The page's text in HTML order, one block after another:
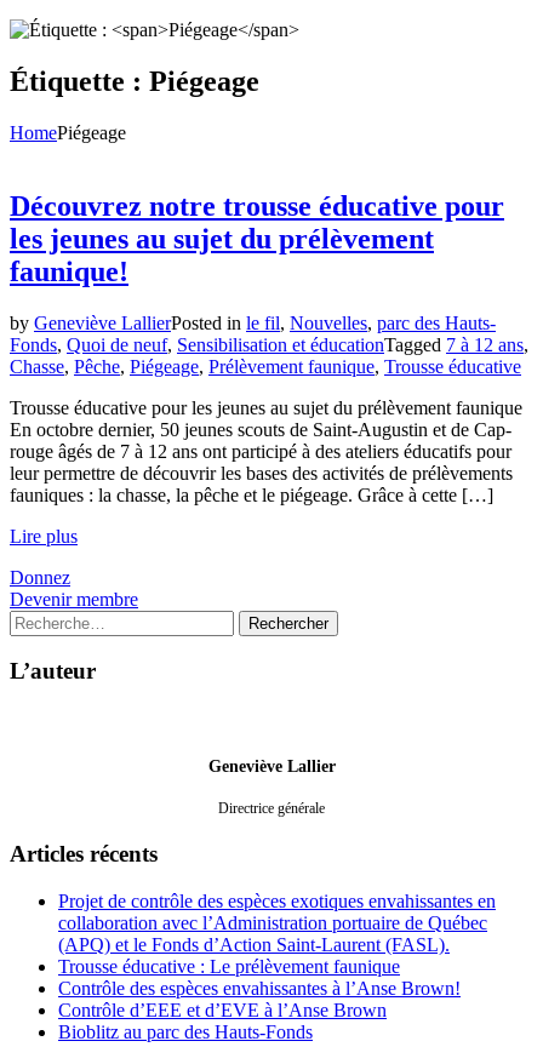
Étiquette : Piégeage
HomePiégeage
Découvrez notre trousse éducative pour
les jeunes au sujet du prélèvement
faunique!
by Geneviève LallierPosted in le fil, Nouvelles, parc des Hauts-
Fonds, Quoi de neuf, Sensibilisation et éducationTagged 7 à 12 ans,
Chasse, Pêche, Piégeage, Prélèvement faunique, Trousse éducative
Trousse éducative pour les jeunes au sujet du prélèvement faunique
En octobre dernier, 50 jeunes scouts de Saint-Augustin et de Cap-
rouge âgés de 7 à 12 ans ont participé à des ateliers éducatifs pour
leur permettre de découvrir les bases des activités de prélèvements
fauniques : la chasse, la pêche et le piégeage. Grâce à cette […]
Lire plus
Donnez
Devenir membre
Rechercher :
L’auteur
Geneviève Lallier
Directrice générale
Articles récents
Projet de contrôle des espèces exotiques envahissantes en
collaboration avec l’Administration portuaire de Québec
(APQ) et le Fonds d’Action Saint-Laurent (FASL).
Trousse éducative : Le prélèvement faunique
Contrôle des espèces envahissantes à l’Anse Brown!
Contrôle d’EEE et d’EVE à l’Anse Brown
Bioblitz au parc des Hauts-Fonds